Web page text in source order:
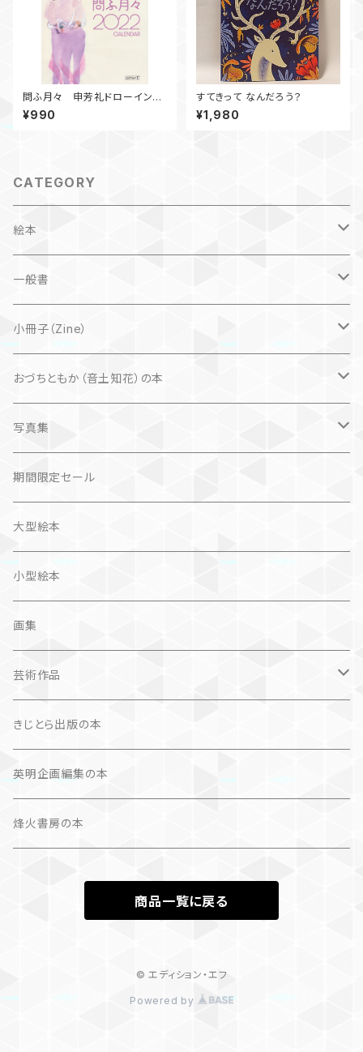
問ふ月々 申芳礼ドローイング
集 2022年カレンダー
¥990
すてきって なんだろう？
¥1,980
CATEGORY
絵本
子ども
自然科学絵本
楽しいお話
大人にも
一般書
海外翻訳
文芸、小説
問題提起
国内
文芸、小説
詩歌
文学（論）
小冊子（Zine）
猫
おづちともか（音土知花）の本
ZINE
仏語対訳絵本
写真集
写真集
作品＋エッセイ
カレンダー
画集
カレンダー
期間限定セール
大型絵本
小型絵本
画集
芸術作品
画集
作品集＋エッセイ
カレンダー
写真集
作品集＋エッセイ
きじとら出版の本
英明企画編集の本
烽火書房の本
商品一覧に戻る
© エディション・エフ
Powered by